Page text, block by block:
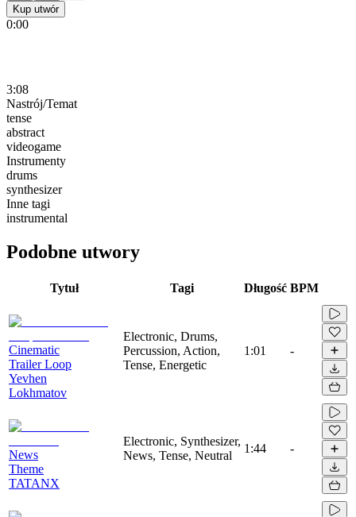
Kup utwór
0:00
3:08
Nastrój/Temat
tense
abstract
videogame
Instrumenty
drums
synthesizer
Inne tagi
instrumental
Podobne utwory
Tytuł Tagi Długość BPM
Cinematic
Trailer Loop
Yevhen
Lokhmatov
Electronic, Drums,
Percussion, Action,
Tense, Energetic
1:01 -
News
Theme
TATANX
Electronic, Synthesizer,
News, Tense, Neutral
1:44 -